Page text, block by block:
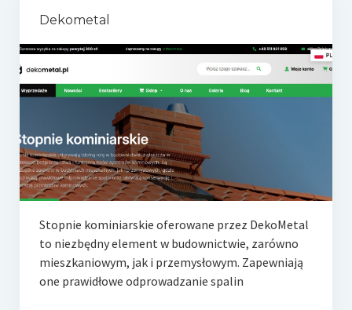
Dekometal
Stopnie kominiarskie oferowane przez DekoMetal
to niezbędny element w budownictwie, zarówno
mieszkaniowym, jak i przemysłowym. Zapewniają
one prawidłowe odprowadzanie spalin